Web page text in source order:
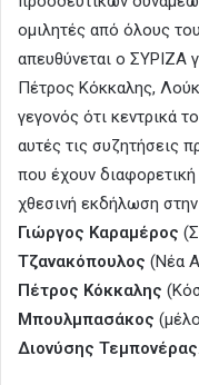
ομιλητές από όλους
απευθύνεται ο ΣΥΡΙΖΑ
Πέτρος Κόκκαλης,
γεγονός ότι κεντρικά
αυτές τις συζητήσεις
που έχουν
χθεσινή εκδήλωση
Γιώργος Καραμέρος
Τζανακόπουλος (Νέα
Πέτρος Κόκκαλης
Μπουλμπασάκος
Διονύσης Τεμπονέρας.